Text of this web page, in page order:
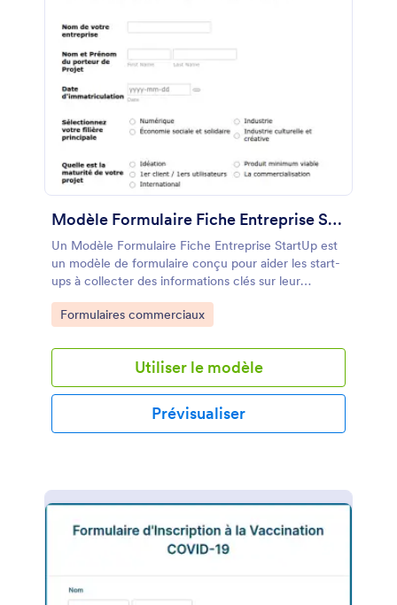
Modèle Formulaire Fiche Entreprise StartUp
Un Modèle Formulaire Fiche Entreprise StartUp est
un modèle de formulaire conçu pour aider les start-
ups à collecter des informations clés sur leur
entreprise. Simplifiez la collecte de données et
gérez facilement les informations importantes avec
Go to Category:
Formulaires commerciaux
Utiliser le modèle
Prévisualiser